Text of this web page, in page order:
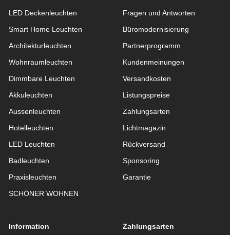
LED Deckenleuchten
Smart Home Leuchten
Architekturleuchten
Wohnraum­leuchten
Dimmbare Leuchten
Akkuleuchten
Aussen­leuchten
Hotelleuchten
LED Leuchten
Badleuchten
Praxisleuchten
SCHÖNER WOHNEN
Fragen und Antworten
Büromodernisierung
Partnerprogramm
Kundenmeinungen
Versandkosten
Listungspreise
Zahlungsarten
Lichtmagazin
Rückversand
Sponsoring
Garantie
Information Zahlungsarten